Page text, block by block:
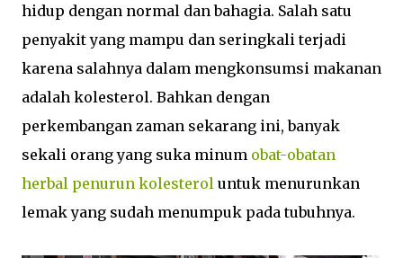
hidup dengan normal dan bahagia. Salah satu
penyakit yang mampu dan seringkali terjadi
karena salahnya dalam mengkonsumsi makanan
adalah kolesterol. Bahkan dengan
perkembangan zaman sekarang ini, banyak
sekali orang yang suka minum obat-obatan
herbal penurun kolesterol untuk menurunkan
lemak yang sudah menumpuk pada tubuhnya.